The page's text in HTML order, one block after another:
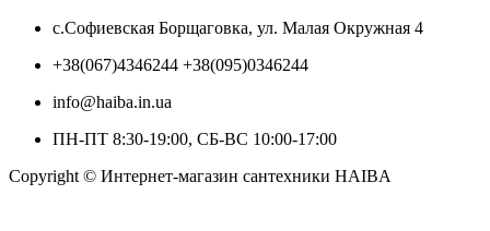
с.Софиевская Борщаговка, ул. Малая Окружная 4
+38(067)4346244 +38(095)0346244
info@haiba.in.ua
ПН-ПТ 8:30-19:00, СБ-ВС 10:00-17:00
Copyright © Интернет-магазин сантехники HAIBA